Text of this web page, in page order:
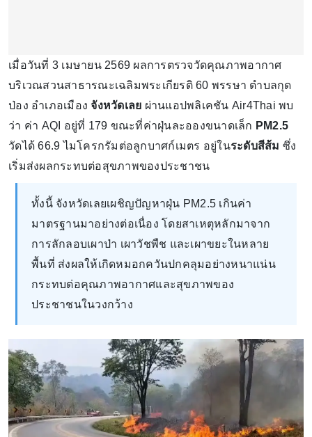
เมื่อวันที่ 3 เมษายน 2569 ผลการตรวจวัดคุณภาพอากาศ
บริเวณสวนสาธารณะเฉลิมพระเกียรติ 60 พรรษา ตำบลกุด
ป่อง อำเภอเมือง จังหวัดเลย ผ่านแอปพลิเคชัน Air4Thai พบ
ว่า ค่า AQI อยู่ที่ 179 ขณะที่ค่าฝุ่นละอองขนาดเล็ก PM2.5
วัดได้ 66.9 ไมโครกรัมต่อลูกบาศก์เมตร อยู่ในระดับสีส้ม ซึ่ง
เริ่มส่งผลกระทบต่อสุขภาพของประชาชน
ทั้งนี้ จังหวัดเลยเผชิญปัญหาฝุ่น PM2.5 เกินค่า
มาตรฐานมาอย่างต่อเนื่อง โดยสาเหตุหลักมาจาก
การลักลอบเผาป่า เผาวัชพืช และเผาขยะในหลาย
พื้นที่ ส่งผลให้เกิดหมอกควันปกคลุมอย่างหนาแน่น
กระทบต่อคุณภาพอากาศและสุขภาพของ
ประชาชนในวงกว้าง